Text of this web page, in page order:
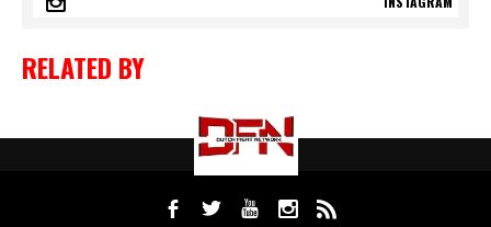
RELATED BY